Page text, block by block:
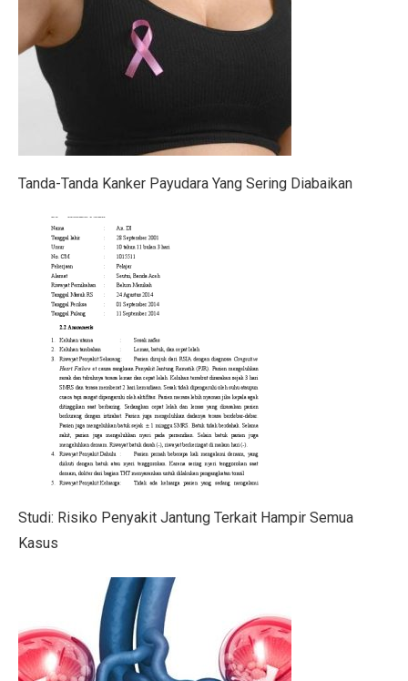
Menteri UMKM: Makan Bergizi Gratis Bisa
Orang Terkaya Termuda di Usia 19 Tahun, Ini Asal
Pilkada Pernah Larang Dinasti, Tapi Dihentikan MK
Tabel Berat Badan Ideal Bayi Sesuai Panduan WHO
Berita Bahagia! Stasiun KRL JIS Siap Beroperasi
Jakarta Film Week 2025: Bangkitkan Energi Sinema
10 Kota Dunia dengan Sewa Rumah Mahal, Nomor 4
Penutupan AS Bikin Emas Berkilau, Melayang ke US$
Pilih Saham Lapis Dua WIFI, IRSX, dan INET, Ini
Mengungkap Kelemahan Industri Film Secara Terbuka
4 Dampak Negatif Cahaya Biru pada Kulit
Kinerja BUMA Internasional Grup (DOID) Terganggu,
Sudah Saatnya Merancang Masa Depan Lansia
Siapa Saja yang Menemukan Mikroskop? Ini Fakta
Tanda-Tanda Kanker Payudara Yang Sering Diabaikan
Studi: Risiko Penyakit Jantung Terkait Hampir Semua
Kasus